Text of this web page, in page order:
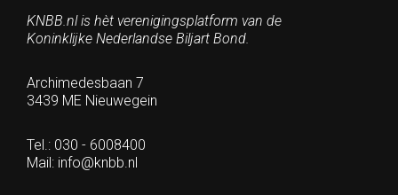
KNBB.nl is hèt verenigingsplatform van de
Koninklijke Nederlandse Biljart Bond.
Archimedesbaan 7
3439 ME Nieuwegein
Tel.: 030 - 6008400
Mail: info@knbb.nl